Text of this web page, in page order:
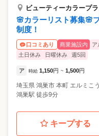
ビューティーカラープ
🌸カラーリスト募集🌸
制度！
口コミあり 商業施設内 ア
土日休み
日曜休み 週5回
ア 時給 1,150円 ~ 1,500円
埼玉県 鴻巣市 本町 エルミこ
鴻巣駅 徒歩9分
キープする